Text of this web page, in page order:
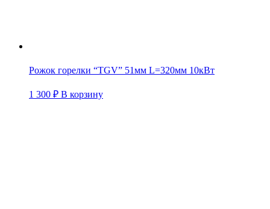
Рожок горелки “TGV” 51мм L=320мм 10кВт
1 300 ₽ В корзину